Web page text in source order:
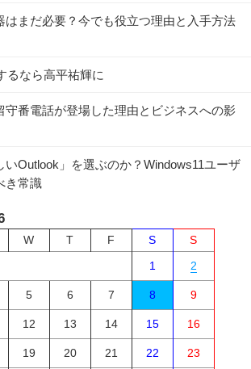
はまだ必要？今でも役立つ理由と入手方法
るなら高平祐輝に
守番電話が登場した理由とビジネスへの影
いOutlook」を選ぶのか？Windows11ユーザ
き常識
W T F S
S
1
2
5 6 7 8 9
12 13 14 15 16
19 20 21 22 23